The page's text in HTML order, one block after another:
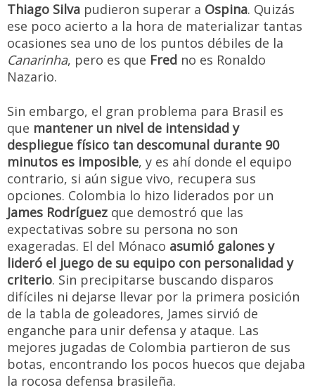
Thiago Silva pudieron superar a Ospina. Quizás
ese poco acierto a la hora de materializar tantas
ocasiones sea uno de los puntos débiles de la
Canarinha, pero es que Fred no es Ronaldo
Nazario.
Sin embargo, el gran problema para Brasil es
que mantener un nivel de intensidad y
despliegue físico tan descomunal durante 90
minutos es imposible, y es ahí donde el equipo
contrario, si aún sigue vivo, recupera sus
opciones. Colombia lo hizo liderados por un
James Rodríguez que demostró que las
expectativas sobre su persona no son
exageradas. El del Mónaco asumió galones y
lideró el juego de su equipo con personalidad y
criterio. Sin precipitarse buscando disparos
difíciles ni dejarse llevar por la primera posición
de la tabla de goleadores, James sirvió de
enganche para unir defensa y ataque. Las
mejores jugadas de Colombia partieron de sus
botas, encontrando los pocos huecos que dejaba
la rocosa defensa brasileña.